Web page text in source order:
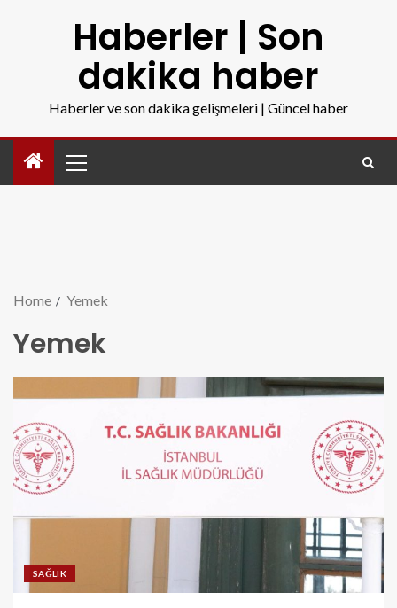
Haberler | Son
dakika haber
Haberler ve son dakika gelişmeleri | Güncel haber
Home Yemek
Yemek
SAĞLIK